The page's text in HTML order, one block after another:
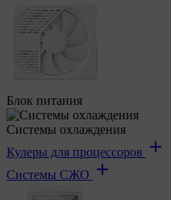
Блок питания
Системы охлаждения
Кулеры для процессоров
Системы СЖО